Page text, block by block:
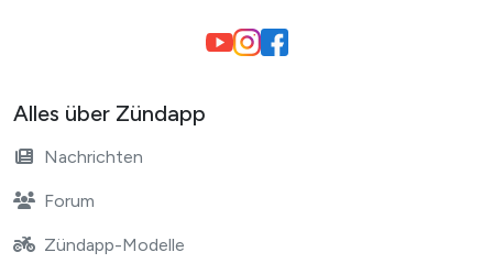
Alles über Zündapp
Nachrichten
Forum
Zündapp-Modelle